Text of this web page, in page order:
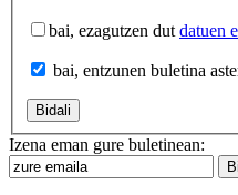
bai, ezagutzen dut datuen
bai, entzunen buletina
Izena eman gure buletinean: